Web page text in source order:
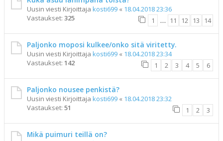
Uusin viesti Kirjoittaja kosti699 « 18.04.2018 23:36
Vastaukset: 325 1 … 11 12 13 14
Paljonko moposi kulkee/onko sitä viritetty.
Uusin viesti Kirjoittaja kosti699 « 18.04.2018 23:34
Vastaukset: 142 1 2 3 4 5 6
Paljonko nousee penkistä?
Uusin viesti Kirjoittaja kosti699 « 18.04.2018 23:32
Vastaukset: 51 1 2 3
Mikä puimuri teillä on?